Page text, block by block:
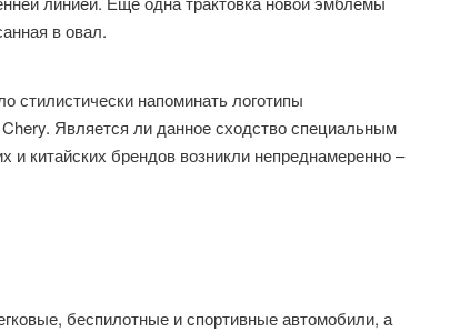
в овал.
стилистически напоминать логотипы
Является ли данное сходство специальным
и китайских брендов возникли непреднамеренно –
беспилотные и спортивные автомобили, а